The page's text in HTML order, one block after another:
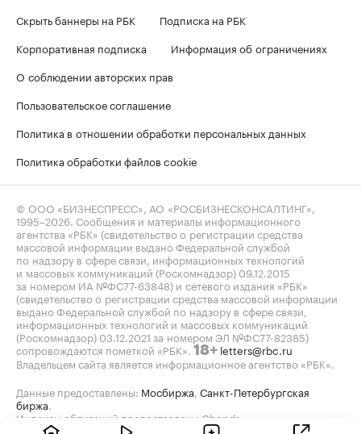
Скрыть баннеры на РБК
Подписка на РБК
Корпоративная подписка
Информация об ограничениях
О соблюдении авторских прав
Пользовательское соглашение
Политика в отношении обработки персональных данных
Политика обработки файлов cookie
© ООО «БИЗНЕСПРЕСС», АО «РОСБИЗНЕСКОНСАЛТИНГ»,
1995–2026 . Сообщения и материалы информационного
агентства «РБК» (свидетельство о регистрации средства
массовой информации выдано Федеральной службой
по надзору в сфере связи, информационных технологий
и массовых коммуникаций (Роскомнадзор) 09.12.2015
за номером ИА №ФС77-63848) и сетевого издания «РБК»
(свидетельство о регистрации средства массовой информации
выдано Федеральной службой по надзору в сфере связи,
информационных технологий и массовых коммуникаций
(Роскомнадзор) 03.12.2021 за номером ЭЛ №ФС77-82385)
сопровождаются пометкой «РБК». 18+ letters@rbc.ru
Владельцем сайта является информационное агентство «РБК».
Данные предоставлены: Мосбиржа Санкт-Петербургская
биржа
Индексы облигаций предоставлены Cbonds.